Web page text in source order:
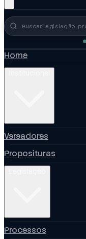
Busca no portal
Home
Vereadores
Proposituras
Processos